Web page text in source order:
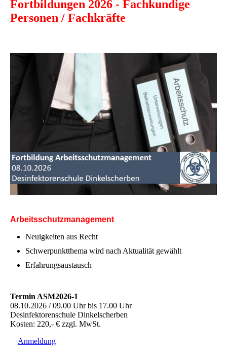
Fortbildungen 2026 - Fachkundige
Personen / Fachkräfte
Arbeitsschutzmanagement
Neuigkeiten aus Recht
Schwerpunktthema wird nach Aktualität gewählt
Erfahrungsaustausch
Termin ASM2026-1
08.10.2026 / 09.00 Uhr bis 17.00 Uhr
Desinfektorenschule Dinkelscherben
Kosten: 220,- € zzgl. MwSt.
Anmeldung